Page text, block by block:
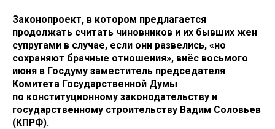
Законопроект, в котором предлагается
продолжать считать чиновников и их бывших жен
супругами в случае, если они развелись, «но
сохраняют брачные отношения», внёс восьмого
июня в Госдуму заместитель председателя
Комитета Государственной Думы
по конституционному законодательству и
государственному строительству Вадим Соловьев
(КПРФ).